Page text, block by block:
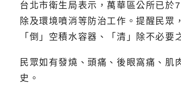
台北市衛生局表示，萬華區公所已於
除及環境噴消等防治工作。提醒民眾
「倒」空積水容器、「清」除不必
民眾如有發燒、頭痛、後眼窩痛、肌
史。